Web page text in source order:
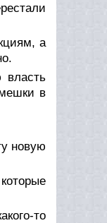
а
власть
в
новую
то